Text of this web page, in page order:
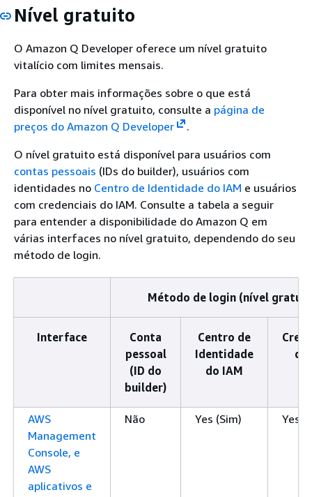
Nível gratuito
O Amazon Q Developer oferece um nível gratuito
vitalício com limites mensais.
Para obter mais informações sobre o que está
disponível no nível gratuito, consulte a página de
preços do Amazon Q Developer
.
O nível gratuito está disponível para usuários com
contas pessoais (IDs do builder), usuários com
identidades no Centro de Identidade do IAM e usuários
com credenciais do IAM. Consulte a tabela a seguir
para entender a disponibilidade do Amazon Q em
várias interfaces no nível gratuito, dependendo do seu
método de login.
Método de login (nível
Interface
Conta
pessoal
(ID do
builder)
Centro de
Identidade
do IAM
do
AWS
Management
Console, e
AWS
aplicativos e
Não Yes (Sim) Yes